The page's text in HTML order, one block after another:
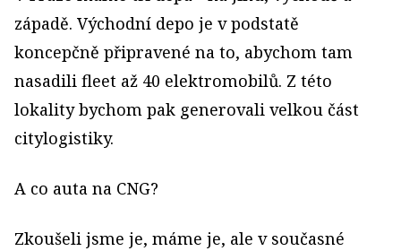
západě. Východní depo je v podstatě
koncepčně připravené na to, abychom tam
nasadili fleet až 40 elektromobilů. Z této
lokality bychom pak generovali velkou část
citylogistiky.
A co auta na CNG?
Zkoušeli jsme je, máme je, ale v současné